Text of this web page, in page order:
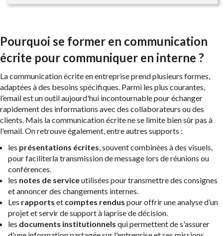
Pourquoi se former en communication
écrite pour communiquer en interne ?
La communication écrite en entreprise prend plusieurs formes,
adaptées à des besoins spécifiques. Parmi les plus courantes,
l’email est un outil aujourd'hui incontournable pour échanger
rapidement des informations avec des collaborateurs ou des
clients. Mais la communication écrite ne se limite bien sûr pas à
l'email. On retrouve également, entre autres supports :
les présentations écrites, souvent combinées à des visuels,
pour faciliterla transmission de message lors de réunions ou
conférences.
les notes de serviceutilisées pour transmettre des consignes
et annoncer des changements internes.
Les rapports et comptes rendus pour offrir une analyse d’un
projet et servir de support à laprise de décision.
les documents institutionnels qui permettent de s'assurer